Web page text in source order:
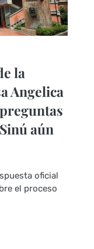
la
Angelica
aún
oficial
el proceso